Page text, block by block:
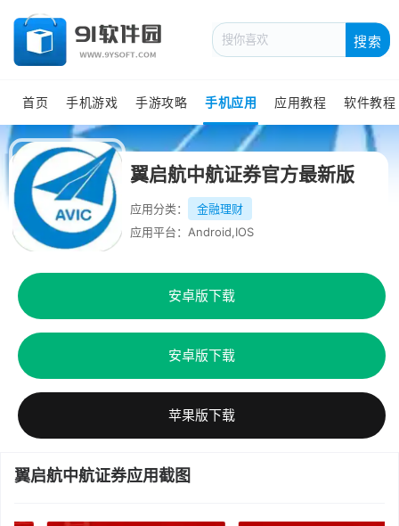
搜索
首页 手机游戏 手游攻略 手机应用 应用教程 软件教程
翼启航中航证券官方最新版
应用分类：
金融理财
应用平台：Android,IOS
安卓版下载
安卓版下载
苹果版下载
翼启航中航证券应用截图